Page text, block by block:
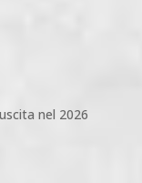
nel 2026